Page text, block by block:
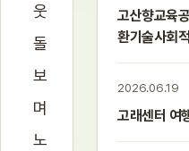
웃
돌
보
며
노
고산향교육
환기술사회
2026.06.19
고래센터 여